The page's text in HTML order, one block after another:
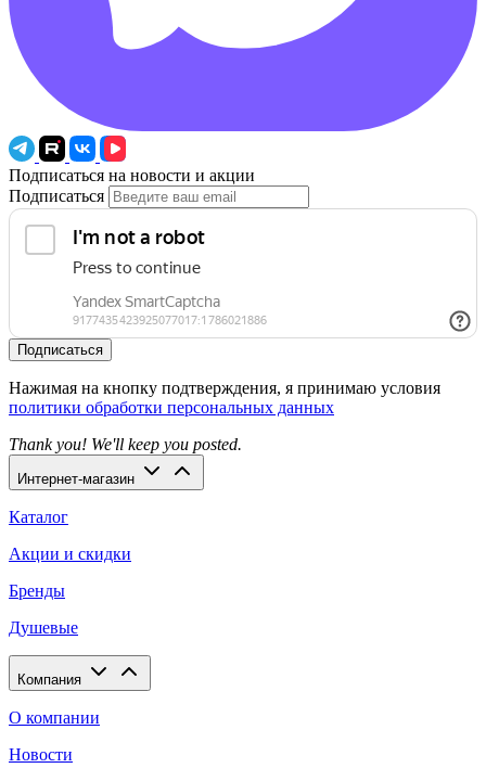
Подписаться на новости и акции
Подписаться
Подписаться
Нажимая на кнопку подтверждения, я принимаю условия
политики обработки персональных данных
Thank you! We'll keep you posted.
Интернет-магазин
Каталог
Акции и скидки
Бренды
Душевые
Компания
О компании
Новости